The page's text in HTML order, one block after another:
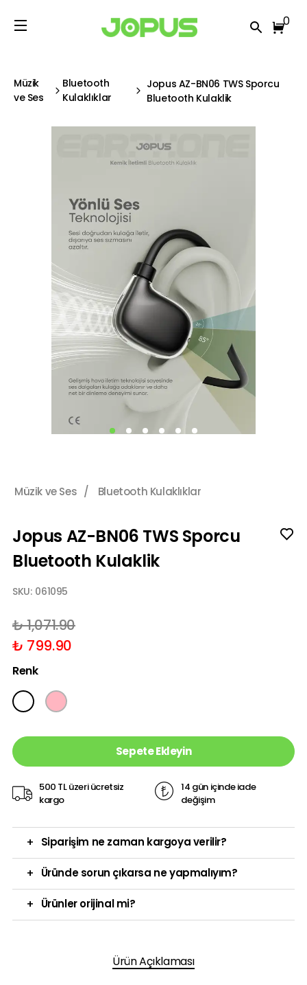
0
Müzik
ve Ses
Bluetooth
Kulaklıklar
Jopus AZ-BN06 TWS Sporcu
Bluetooth Kulaklik
Müzik ve Ses / Bluetooth Kulaklıklar
Jopus AZ-BN06 TWS Sporcu
Bluetooth Kulaklik
SKU: 061095
₺ 1,071.90
₺ 799.90
Renk
Sepete Ekleyin
500 TL üzeri ücretsiz
kargo
14 gün içinde iade
değişim
+ Siparişim ne zaman kargoya verilir?
+ Üründe sorun çıkarsa ne yapmalıyım?
+ Ürünler orijinal mi?
Ürün Açıklaması